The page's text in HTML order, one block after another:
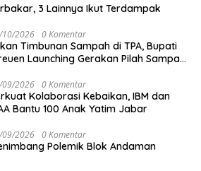
3 Lainnya Ikut Terdampak
10/2026 0 Komentar
Timbunan Sampah di TPA, Bupati
Launching Gerakan Pilah Sampah
09/2026 0 Komentar
Kolaborasi Kebaikan, IBM dan
Bantu 100 Anak Yatim Jabar
09/2026 0 Komentar
Polemik Blok Andaman